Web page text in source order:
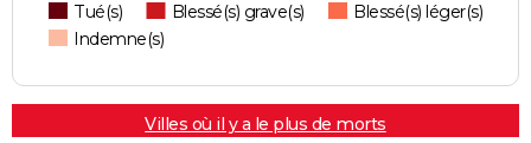
Tué(s) Blessé(s) grave(s)
Blessé(s) léger(s)
Indemne(s)
Villes où il y a le plus de morts